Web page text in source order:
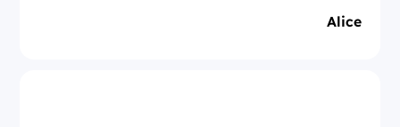
Alice